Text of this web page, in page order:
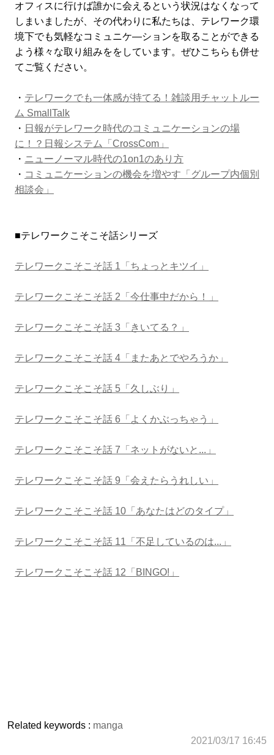
オフィスに行けば誰かに会えるという状況はなくなって
しまいましたが、その代わりに私たちは、テレワーク環
境下でも気軽なコミュニケ―ションを取ることができる
よう様々な取り組みををしています。ぜひこちらも併せ
てご覧ください。
・ テレワークでも一体感が持てる！雑談用チャットルー
ム SmallTalk
・ 日報がテレワーク時代のコミュニケーションの場
に！？日報システム「CrossCom」
・ ニューノーマル時代の1on1のあり方
・ コミュニケーションの機会を増やす「グループ内個別
相談会」
■テレワークこそこそ話シリーズ
テレワークこそこそ話 1「ちょっとキツイ」
テレワークこそこそ話 2「今仕事中だから！」
テレワークこそこそ話 3「きいてる？」
テレワークこそこそ話 4「またあとでやろうか」
テレワークこそこそ話 5「久しぶり」
テレワークこそこそ話 6「よくかぶっちゃう」
テレワークこそこそ話 7「ネットがないと...」
テレワークこそこそ話 9「会えたらうれしい」
テレワークこそこそ話 10「あなたはどのタイプ」
テレワークこそこそ話 11「不足しているのは...」
テレワークこそこそ話 12「BINGO!」
Related keywords : manga
2021/03/17 16:45